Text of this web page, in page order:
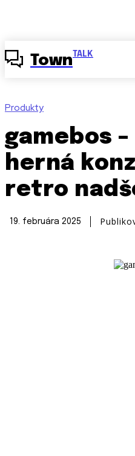
Town TALK
Produkty
gamebos
herná
retro
19. februára 2025